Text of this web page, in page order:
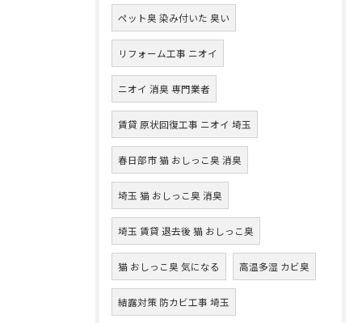
ペット臭 染み付いた 臭い
リフォーム工事 ニオイ
ニオイ 消臭 専門業者
賃貸 原状回復工事 ニオイ 埼玉
春日部市 猫 おしっこ臭 消臭
埼玉 猫 おしっこ臭 消臭
埼玉 賃貸 退去後 猫 おしっこ臭
猫 おしっこ臭 気になる 高温多湿 カビ臭
結露対策 防カビ工事 埼玉